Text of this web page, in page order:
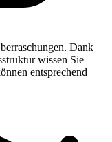
Dank
wissen Sie
entsprechend